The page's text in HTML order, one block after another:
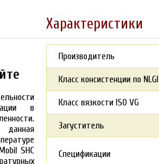
Характеристики
в
данная
SHC
Производитель
Класс консистенции по NLGI
Класс вязкости ISO VG
Загуститель
Спецификации